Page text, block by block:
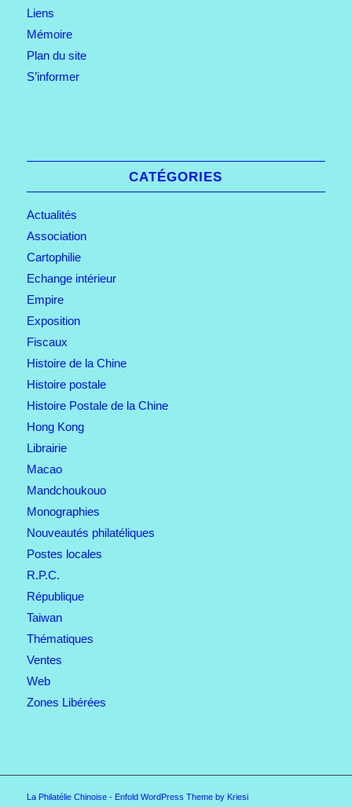
Liens
Mémoire
Plan du site
S’informer
CATÉGORIES
Actualités
Association
Cartophilie
Echange intérieur
Empire
Exposition
Fiscaux
Histoire de la Chine
Histoire postale
Histoire Postale de la Chine
Hong Kong
Librairie
Macao
Mandchoukouo
Monographies
Nouveautés philatéliques
Postes locales
R.P.C.
République
Taiwan
Thématiques
Ventes
Web
Zones Libérées
La Philatélie Chinoise - Enfold WordPress Theme by Kriesi